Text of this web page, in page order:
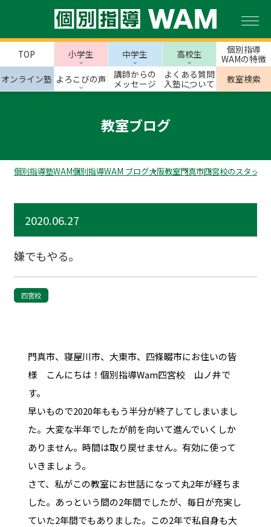
TOP 小学生 中学生 高校生
個別指導
WAMの特徴
オンライン塾 よろこびの声
講師からの
メッセージ
よくある質問
入塾について
教室検索
教室ブログ
個別指導塾WAM個別指導WAM ブログ大阪教室門真市四宮校のスタッフ
2020.06.27
嫌でもやる。
四宮校
門真市、寝屋川市、大東市、四條畷市にお住いの皆
様 こんにちは！個別指導Wam四宮校 山ノ井で
す。
早いもので2020年ももう半分が終了してしまいまし
た。大変な半年でしたが前を向いて進んでいくしか
ありません。時間は取り戻せません。有効に使って
いきましょう。
さて、私がこの教室にお世話になって丸2年が経ちま
した。あっという間の2年間でしたが、毎日が充実し
ていた2年間でもありました。この2年で私自身も大